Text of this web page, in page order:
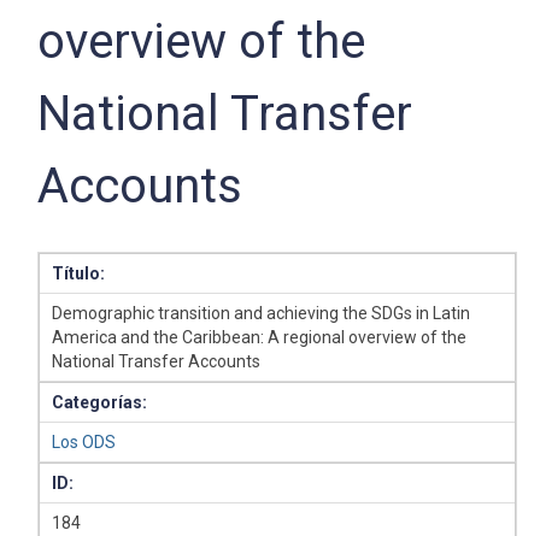
overview of the
National Transfer
Accounts
Título:
Demographic transition and achieving the SDGs in Latin
America and the Caribbean: A regional overview of the
National Transfer Accounts
Categorías:
Los ODS
ID:
184